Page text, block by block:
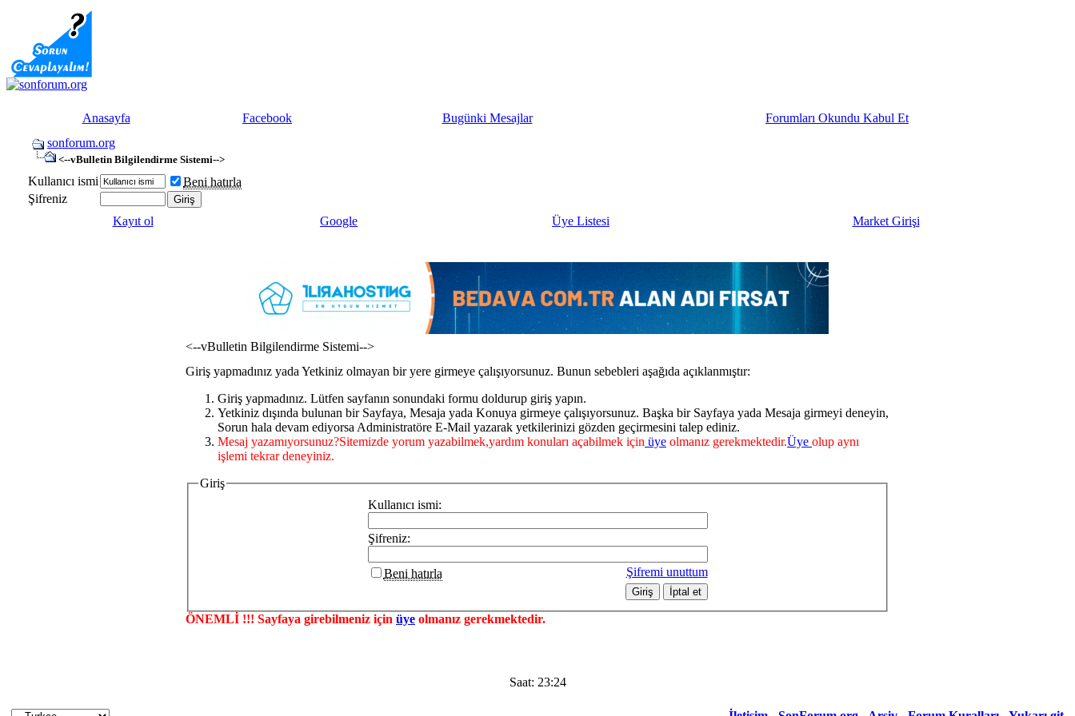
Anasayfa Facebook Bugünki Mesajlar
Forumları Okundu Kabul Et
sonforum.org
<--vBulletin Bilgilendirme Sistemi-->
Kullanıcı ismi
Beni hatırla
Şifreniz
Kayıt ol
Google Üye Listesi Market Girişi
<--vBulletin Bilgilendirme Sistemi-->
Giriş yapmadınız yada Yetkiniz olmayan bir yere girmeye çalışıyorsunuz. Bunun sebebleri aşağıda açıklanmıştır:
Giriş yapmadınız. Lütfen sayfanın sonundaki formu doldurup giriş yapın.
Yetkiniz dışında bulunan bir Sayfaya, Mesaja yada Konuya girmeye çalışıyorsunuz. Başka bir Sayfaya yada Mesaja girmeyi deneyin,
Sorun hala devam ediyorsa Administratöre E-Mail yazarak yetkilerinizi gözden geçirmesini talep ediniz.
Mesaj yazamıyorsunuz?Sitemizde yorum yazabilmek,yardım konuları açabilmek için üye olmanız gerekmektedir.Üye olup aynı
işlemi tekrar deneyiniz.
Giriş
Kullanıcı ismi:
Şifreniz:
Şifremi unuttum
Beni hatırla
ÖNEMLİ !!! Sayfaya girebilmeniz için üye olmanız gerekmektedir.
Saat: 23:24